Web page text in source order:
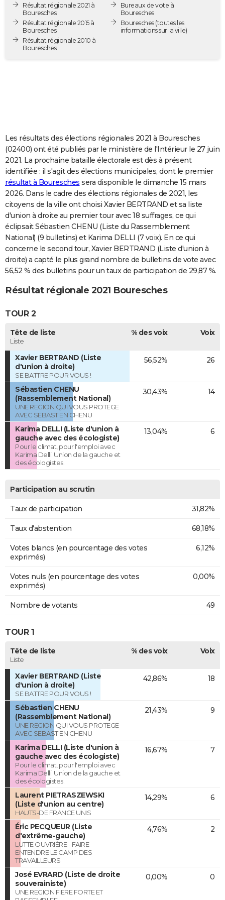
Destinations
City break
Voyage nature
Voyage de noces
Forum
PHOTO
GUIDES D'ACHAT
BONS PLANS
COPAINS D'AVANT
S'inscrire
Se connecter
Lycées
Collèges
Primaires
Universités
Entreprises
Service militaire
Avis de recherche
AVIS DE DÉCÈS
FORUM
Bricolage
Lifestyle
Culture
Sport
Auto
Television
Voyage
Cinema
Résultat régionale 2021 à
Bouresches
Résultat régionale 2015 à
Bouresches
Résultat régionale 2010 à
Bouresches
Bureaux de vote à
Bouresches
Bouresches(toutes les
informations sur la ville)
Les résultats des élections régionales 2021 à Bouresches
(02400) ont été publiés par le ministère de l'Intérieur le 27 juin
2021. La prochaine bataille électorale est dès à présent
identifiée : il s'agit des élections municipales, dont le premier
résultat à Bouresches sera disponible le dimanche 15 mars
2026. Dans le cadre des élections régionales de 2021, les
citoyens de la ville ont choisi Xavier BERTRAND et sa liste
d'union à droite au premier tour avec 18 suffrages, ce qui
éclipsait Sébastien CHENU (Liste du Rassemblement
National) (9 bulletins) et Karima DELLI (7 voix). En ce qui
concerne le second tour, Xavier BERTRAND (Liste d'union à
droite) a capté le plus grand nombre de bulletins de vote avec
56,52 % des bulletins pour un taux de participation de 29,87 %.
Résultat régionale 2021 Bouresches
TOUR 2
Tête de liste
Liste
% des voix Voix
Xavier BERTRAND (Liste
d'union à droite)
SE BATTRE POUR VOUS !
56,52% 26
Sébastien CHENU
(Rassemblement National)
UNE REGION QUI VOUS PROTEGE
AVEC SEBASTIEN CHENU
30,43% 14
Karima DELLI (Liste d'union à
gauche avec des écologiste)
Pour le climat, pour l'emploi avec
Karima Delli. Union de la gauche et
des écologistes.
13,04% 6
Participation au scrutin
Taux de participation 31,82%
Taux d'abstention 68,18%
Votes blancs (en pourcentage des votes
exprimés)
6,12%
Votes nuls (en pourcentage des votes
exprimés)
0,00%
Nombre de votants 49
TOUR 1
Tête de liste
Liste
% des voix Voix
Xavier BERTRAND (Liste
d'union à droite)
SE BATTRE POUR VOUS !
42,86% 18
Sébastien CHENU
(Rassemblement National)
UNE REGION QUI VOUS PROTEGE
AVEC SEBASTIEN CHENU
21,43% 9
Karima DELLI (Liste d'union à
gauche avec des écologiste)
Pour le climat, pour l'emploi avec
Karima Delli. Union de la gauche et
des écologistes.
16,67% 7
Laurent PIETRASZEWSKI
(Liste d'union au centre)
HAUTS-DE FRANCE UNIS
14,29% 6
Éric PECQUEUR (Liste
d'extrême-gauche)
LUTTE OUVRIÈRE - FAIRE
ENTENDRE LE CAMP DES
TRAVAILLEURS
4,76% 2
José EVRARD (Liste de droite
souverainiste)
UNE REGION FIERE FORTE ET
0,00% 0